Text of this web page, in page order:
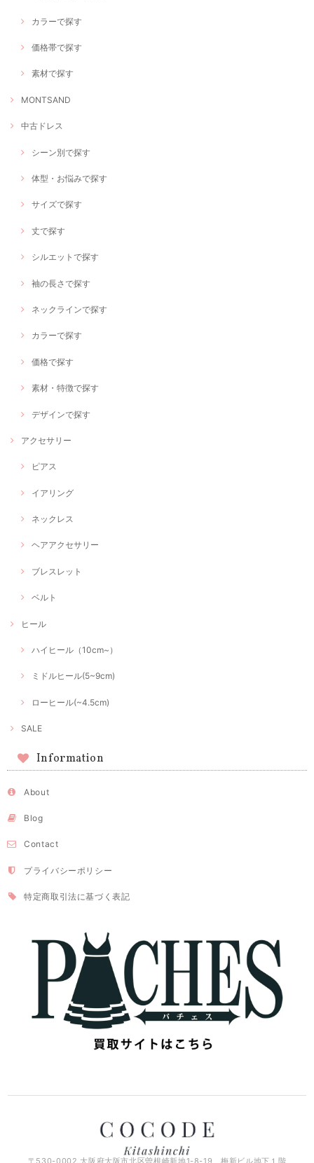
カラーで探す
価格帯で探す
素材で探す
MONTSAND
中古ドレス
シーン別で探す
体型・お悩みで探す
サイズで探す
丈で探す
シルエットで探す
袖の長さで探す
ネックラインで探す
カラーで探す
価格で探す
素材・特徴で探す
デザインで探す
アクセサリー
ピアス
イアリング
ネックレス
ヘアアクセサリー
ブレスレット
ベルト
ヒール
ハイヒール（10cm~）
ミドルヒール(5~9cm)
ローヒール(~4.5cm)
SALE
Information
About
Blog
Contact
プライバシーポリシー
特定商取引法に基づく表記
〒530-0002 大阪府大阪市北区曽根崎新地1-8-19 梅新ビル地下１階